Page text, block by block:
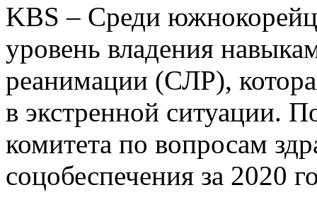
KBS – Среди
уровень владения
реанимации (СЛР),
в экстренной ситуации.
комитета по вопросам
соцобеспечения за 2020